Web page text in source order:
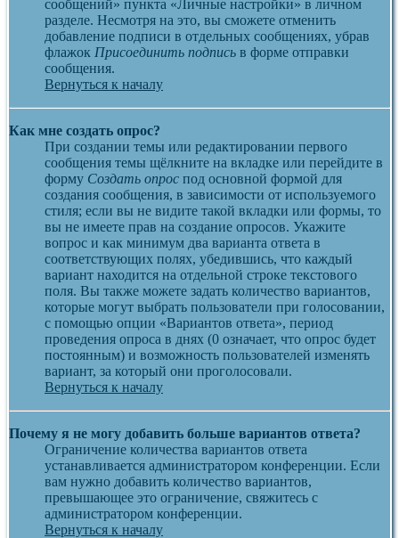
сообщений» пункта «Личные настройки» в личном
разделе. Несмотря на это, вы сможете отменить
добавление подписи в отдельных сообщениях, убрав
флажок Присоединить подпись в форме отправки
сообщения.
Вернуться к началу
Как мне создать опрос?
При создании темы или редактировании первого
сообщения темы щёлкните на вкладке или перейдите в
форму Создать опрос под основной формой для
создания сообщения, в зависимости от используемого
стиля; если вы не видите такой вкладки или формы, то
вы не имеете прав на создание опросов. Укажите
вопрос и как минимум два варианта ответа в
соответствующих полях, убедившись, что каждый
вариант находится на отдельной строке текстового
поля. Вы также можете задать количество вариантов,
которые могут выбрать пользователи при голосовании,
с помощью опции «Вариантов ответа», период
проведения опроса в днях (0 означает, что опрос будет
постоянным) и возможность пользователей изменять
вариант, за который они проголосовали.
Вернуться к началу
Почему я не могу добавить больше вариантов ответа?
Ограничение количества вариантов ответа
устанавливается администратором конференции. Если
вам нужно добавить количество вариантов,
превышающее это ограничение, свяжитесь с
администратором конференции.
Вернуться к началу